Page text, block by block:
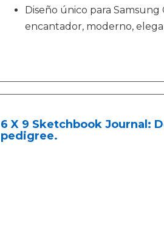
Diseño único para
encantador, moderno,
6 X 9 Sketchbook Journal:
pedigree.